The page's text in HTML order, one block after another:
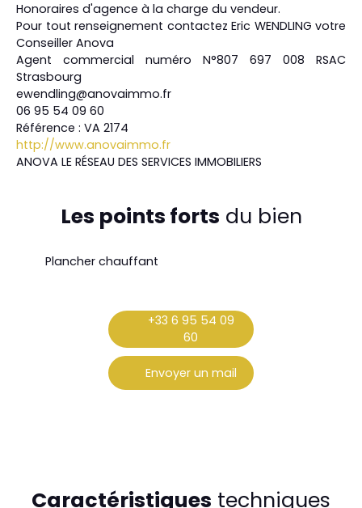
Honoraires d'agence à la charge du vendeur.
Pour tout renseignement contactez Eric WENDLING votre
Conseiller Anova
Agent commercial numéro N°807 697 008 RSAC
Strasbourg
ewendling@anovaimmo.fr
06 95 54 09 60
Référence : VA 2174
http://www.anovaimmo.fr
ANOVA LE RÉSEAU DES SERVICES IMMOBILIERS
Les points forts du bien
Plancher chauffant
+33 6 95 54 09
60
Envoyer un mail
Caractéristiques techniques